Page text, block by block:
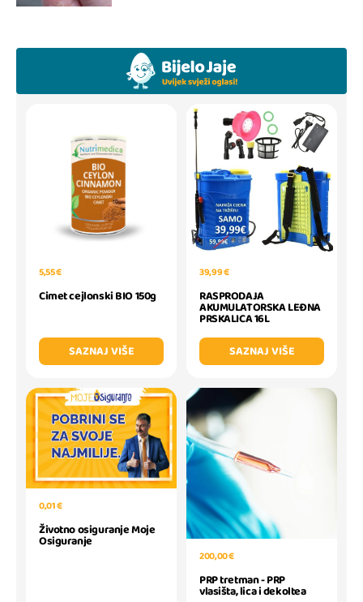
5,55 €
Cimet cejlonski BIO 150g
SAZNAJ VIŠE
39,99 €
RASPRODAJA
AKUMULATORSKA LEĐNA
PRSKALICA 16L
SAZNAJ VIŠE
0,01 €
Životno osiguranje Moje
Osiguranje
200,00 €
PRP tretman - PRP
vlasišta, lica i dekoltea